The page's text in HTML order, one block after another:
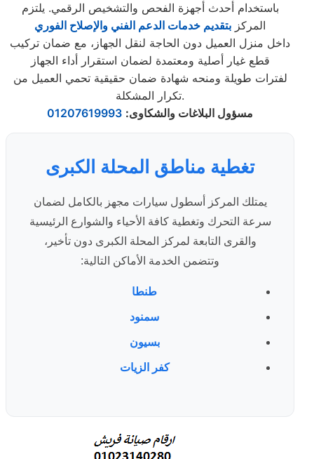
باستخدام أحدث أجهزة الفحص والتشخيص الرقمي. يلتزم
المركز بتقديم خدمات الدعم الفني والإصلاح الفوري
داخل منزل العميل دون الحاجة لنقل الجهاز، مع ضمان تركيب
قطع غيار أصلية ومعتمدة لضمان استقرار أداء الجهاز
لفترات طويلة ومنحه شهادة ضمان حقيقية تحمي العميل من
تكرار المشكلة.
مسؤول البلاغات والشكاوى:
01207619993
تغطية مناطق المحلة الكبرى
يمتلك المركز أسطول سيارات مجهز بالكامل لضمان
سرعة التحرك وتغطية كافة الأحياء والشوارع الرئيسية
والقرى التابعة لمركز المحلة الكبرى دون تأخير،
وتتضمن الخدمة الأماكن التالية:
طنطا
سمنود
بسيون
كفر الزيات